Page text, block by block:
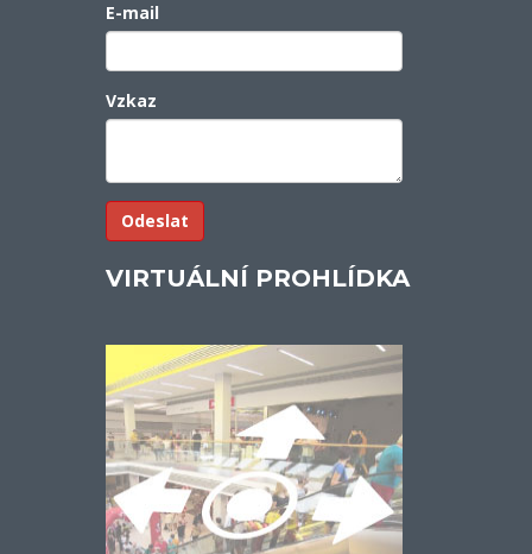
E-mail
Vzkaz
VIRTUÁLNÍ PROHLÍDKA